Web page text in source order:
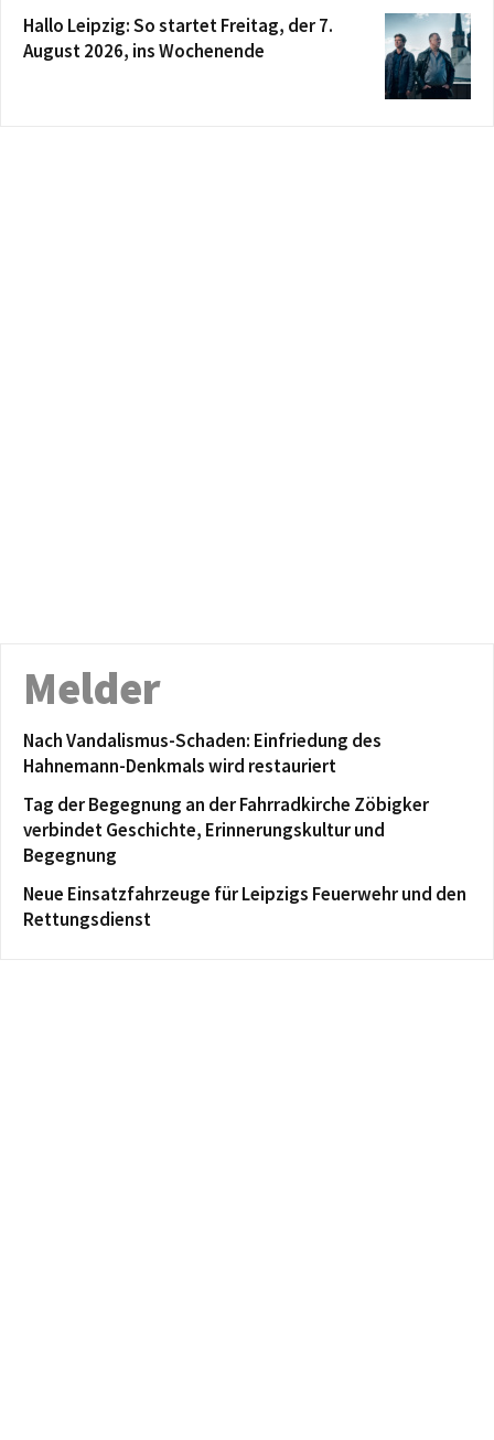
Hallo Leipzig: So startet Freitag, der 7.
August 2026, ins Wochenende
Melder
Nach Vandalismus-Schaden: Einfriedung des
Hahnemann-Denkmals wird restauriert
Tag der Begegnung an der Fahrradkirche Zöbigker
verbindet Geschichte, Erinnerungskultur und
Begegnung
Neue Einsatzfahrzeuge für Leipzigs Feuerwehr und den
Rettungsdienst